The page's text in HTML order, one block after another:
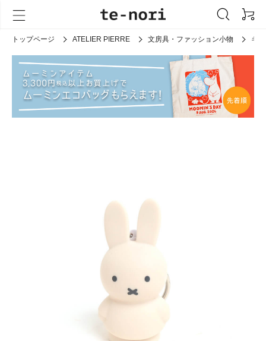
トップページ ATELIER PIERRE 文房具・ファッション小物 キ